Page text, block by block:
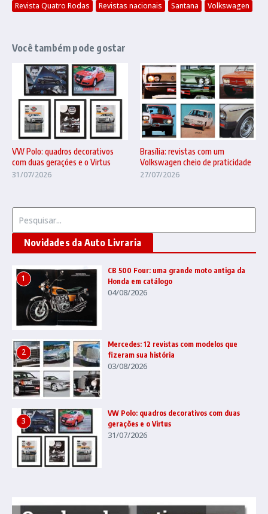
Revista Quatro Rodas
Revistas nacionais Santana Volkswagen
Você também pode gostar
VW Polo: quadros decorativos
com duas gerações e o Virtus
31/07/2026
Brasília: revistas com um
Volkswagen cheio de praticidade
27/07/2026
Novidades da Auto Livraria
1
CB 500 Four: uma grande moto antiga da
Honda em catálogo
04/08/2026
2
Mercedes: 12 revistas com modelos que
fizeram sua história
03/08/2026
3
VW Polo: quadros decorativos com duas
gerações e o Virtus
31/07/2026